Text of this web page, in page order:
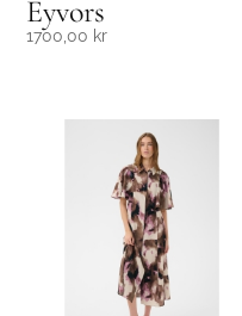
Eyvors
1700,00 kr